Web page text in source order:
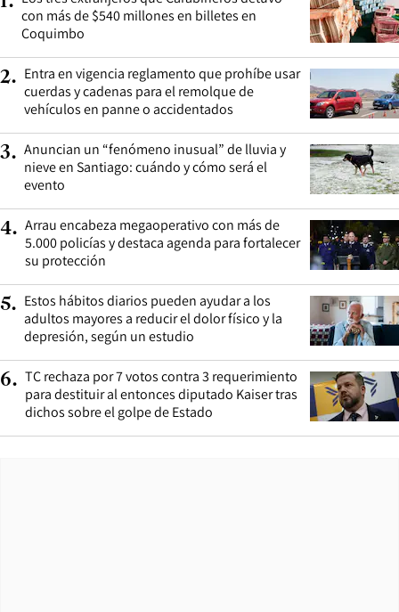
con más de $540 millones en billetes en
Coquimbo
2. Entra en vigencia reglamento que prohíbe usar
cuerdas y cadenas para el remolque de
vehículos en panne o accidentados
3. Anuncian un “fenómeno inusual” de lluvia y
nieve en Santiago: cuándo y cómo será el
evento
4. Arrau encabeza megaoperativo con más de
5.000 policías y destaca agenda para fortalecer
su protección
5. Estos hábitos diarios pueden ayudar a los
adultos mayores a reducir el dolor físico y la
depresión, según un estudio
6. TC rechaza por 7 votos contra 3 requerimiento
para destituir al entonces diputado Kaiser tras
dichos sobre el golpe de Estado